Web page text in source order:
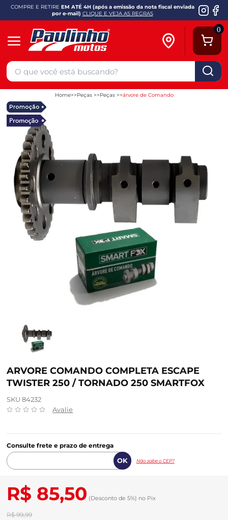
COMPRE E RETIRE EM ATÉ 4H (após a emissão da nota fiscal enviada
por e-mail) CLIQUE E VEJA AS REGRAS
0
Home Peças Peças árvore de Comando
ARVORE COMANDO COMPLETA ESCAPE
TWISTER 250 / TORNADO 250 SMARTFOX
SKU 84232
Avalie
Consulte frete e prazo de entrega
Não sabe o CEP?
R$ 85,50 (Desconto de 5%) no Pix
R$ 99,99